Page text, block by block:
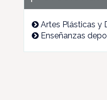
Artes Plásticas y
Enseñanzas